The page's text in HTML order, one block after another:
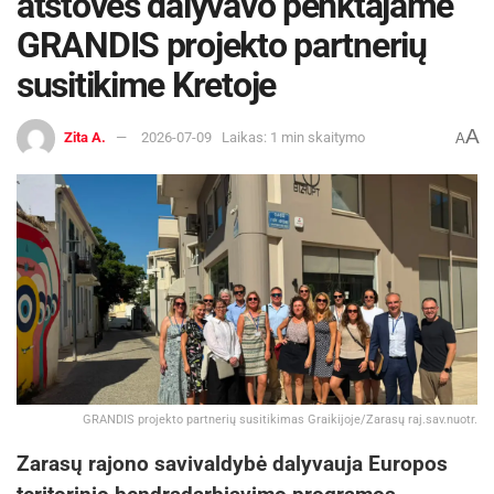
GRANDIS projekto partnerių
susitikime Kretoje
Zita A. 2026-07-09 Laikas: 1 min skaitymo AA
GRANDIS projekto partnerių susitikimas Graikijoje/Zarasų raj.sav.nuotr.
Zarasų rajono savivaldybė dalyvauja Europos